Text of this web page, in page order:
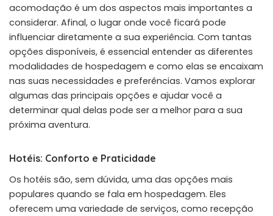
acomodação é um dos aspectos mais importantes a
considerar. Afinal, o lugar onde você ficará pode
influenciar diretamente a sua experiência. Com tantas
opções disponíveis, é essencial entender as diferentes
modalidades de hospedagem e como elas se encaixam
nas suas necessidades e preferências. Vamos explorar
algumas das principais opções e ajudar você a
determinar qual delas pode ser a melhor para a sua
próxima aventura.
Hotéis: Conforto e Praticidade
Os hotéis são, sem dúvida, uma das opções mais
populares quando se fala em hospedagem. Eles
oferecem uma variedade de serviços, como recepção